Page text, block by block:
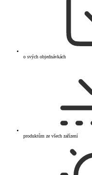
o svých objednávkách
produktům ze všech zařízení